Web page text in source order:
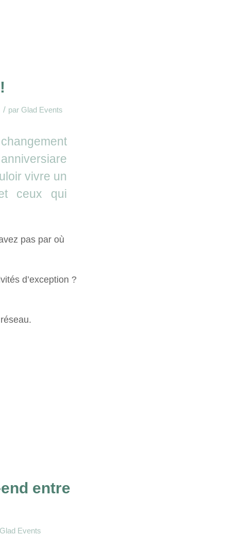
/ par Glad Events
vivre un
ceux qui
pas par où
d’exception ?
entre
Glad Events